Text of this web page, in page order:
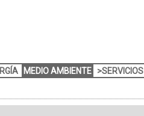
MEDIO AMBIENTE >SERVICIOS